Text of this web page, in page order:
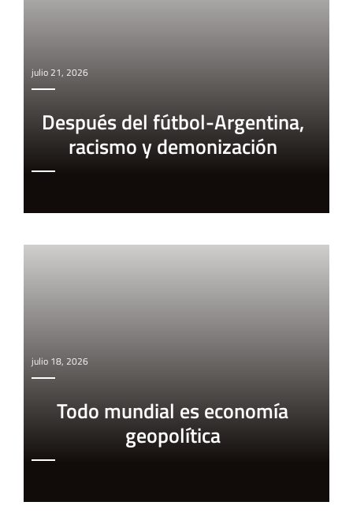
julio 21, 2026
Después del fútbol-Argentina,
racismo y demonización
julio 18, 2026
Todo mundial es economía
geopolítica